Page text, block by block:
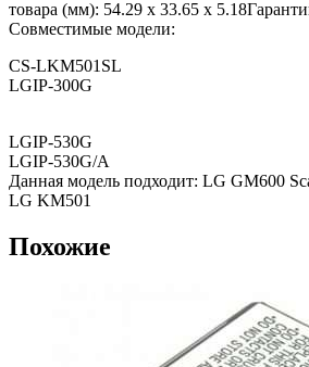
товара (мм): 54.29 x 33.65 x
Совместимые модели:
CS-LKM501SL
LGIP-300G
LGIP-530G
LGIP-530G/A
Данная модель подходит: LG GM600
LG KM501
Похожие